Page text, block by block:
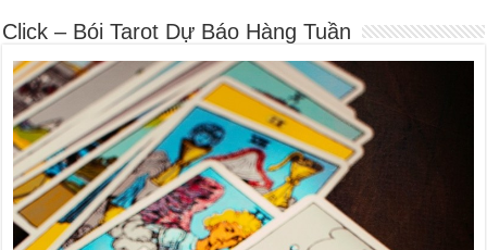
Click – Bói Tarot Dự Báo Hàng Tuần